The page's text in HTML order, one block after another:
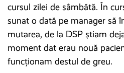
cursul zilei de sâmbătă. În
sunat o dată pe manager să
mutarea, de la DSP știam
moment dat erau nouă
funcționam destul de greu.